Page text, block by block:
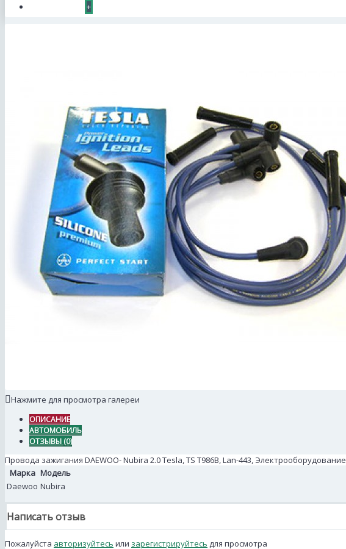
+
Нажмите для просмотра галереи
ОПИСАНИЕ
АВТОМОБИЛЬ
ОТЗЫВЫ (0)
Провода зажигания DAEWOO- Nubira 2.0 Tesla, TS T986В, Lan-443, Электрооборудование
Марка Модель
Daewoo Nubira
Написать отзыв
Пожалуйста авторизуйтесь или зарегистрируйтесь для просмотра